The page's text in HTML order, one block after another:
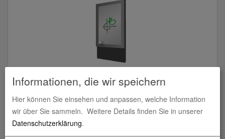
Backlightfolie mit freier Größe
zum Artikel
Informationen, die wir speichern
Hier können Sie einsehen und anpassen, welche Information
wir über Sie sammeln. Weitere Details finden Sie in unserer
Datenschutzerklärung.